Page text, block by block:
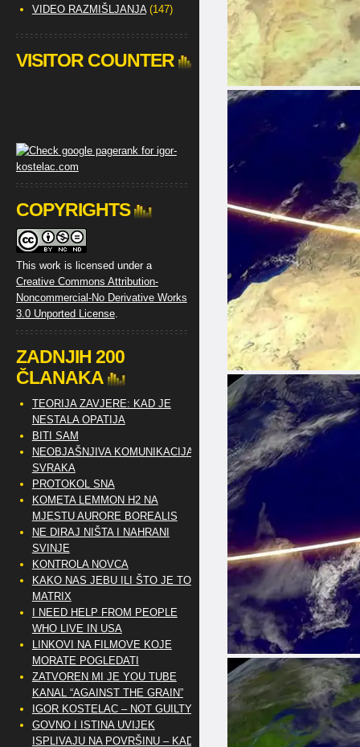
VIDEO RAZMIŠLJANJA(147)
VISITOR COUNTER
COPYRIGHTS
This work is licensed under a
Creative Commons Attribution-
Noncommercial-No Derivative Works
3.0 Unported License.
ZADNJIH 200
ČLANAKA
TEORIJA ZAVJERE: KAD JE
NESTALA OPATIJA
BITI SAM
NEOBJAŠNJIVA KOMUNIKACIJA
SVRAKA
PROTOKOL SNA
KOMETA LEMMON H2 NA
MJESTU AURORE BOREALIS
NE DIRAJ NIŠTA I NAHRANI
SVINJE
KONTROLA NOVCA
KAKO NAS JEBU ILI ŠTO JE TO
MATRIX
I NEED HELP FROM PEOPLE
WHO LIVE IN USA
LINKOVI NA FILMOVE KOJE
MORATE POGLEDATI
ZATVOREN MI JE YOU TUBE
KANAL “AGAINST THE GRAIN”
IGOR KOSTELAC – NOT GUILTY
GOVNO I ISTINA UVIJEK
ISPLIVAJU NA POVRŠINU – KAD